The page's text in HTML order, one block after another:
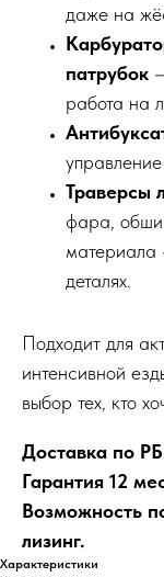
даже на
патрубок
работа на
Траверсы
фара,
материала
деталях.
Подходит для
интенсивной
выбор тех, кто
Доставка по
Гарантия 12
Возможность
лизинг.
Характеристики